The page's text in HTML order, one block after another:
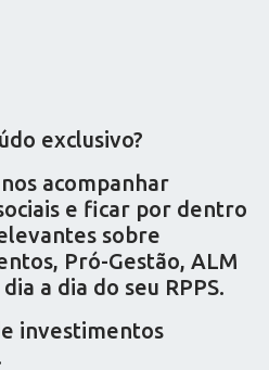
exclusivo?
acompanhar
e ficar por dentro
sobre
Pró-Gestão, ALM
a dia do seu RPPS.
investimentos